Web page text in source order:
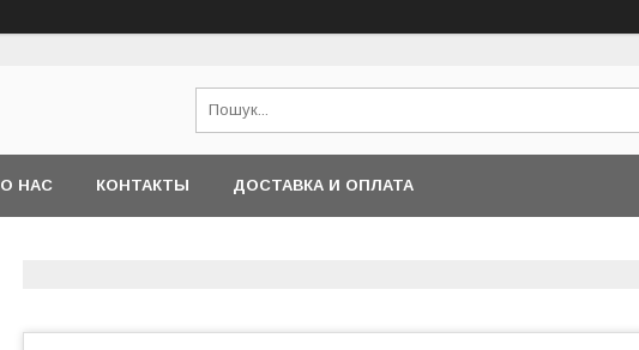
О НАС КОНТАКТЫ ДОСТАВКА И ОПЛАТА